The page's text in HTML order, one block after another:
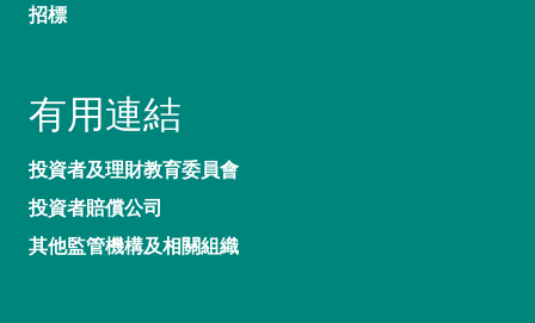
招標
有用連結
投資者及理財教育委員會
投資者賠償公司
其他監管機構及相關組織